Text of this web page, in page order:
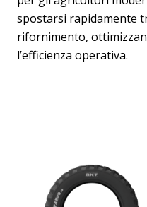
spostarsi rapidamente
rifornimento,
l’efficienza operativa.